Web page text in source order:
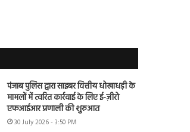
पंजाब पुलिस द्वारा साइबर वित्तीय धोखाधड़ी के
मामलों में त्वरित कार्रवाई के लिए ई-ज़ीरो
एफआईआर प्रणाली की शुरुआत
30 July 2026 - 3:50 PM